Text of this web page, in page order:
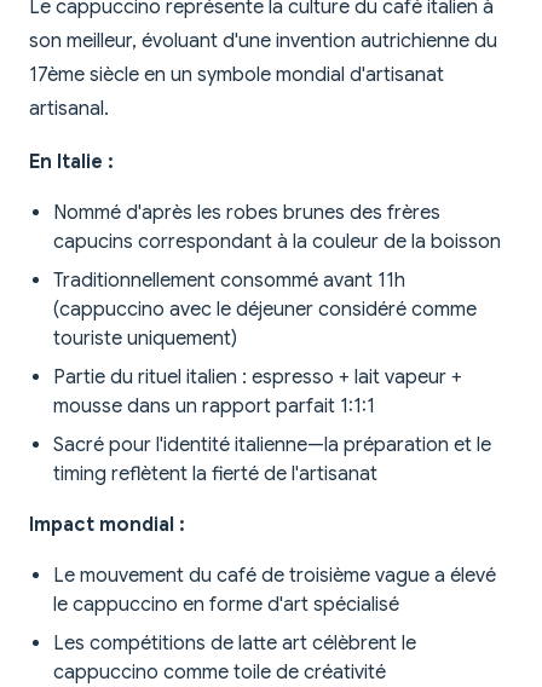
Le cappuccino représente la culture du café italien à
son meilleur, évoluant d'une invention autrichienne du
17ème siècle en un symbole mondial d'artisanat
artisanal.
En Italie :
Nommé d'après les robes brunes des frères
capucins correspondant à la couleur de la boisson
Traditionnellement consommé avant 11h
(cappuccino avec le déjeuner considéré comme
touriste uniquement)
Partie du rituel italien : espresso + lait vapeur +
mousse dans un rapport parfait 1:1:1
Sacré pour l'identité italienne—la préparation et le
timing reflètent la fierté de l'artisanat
Impact mondial :
Le mouvement du café de troisième vague a élevé
le cappuccino en forme d'art spécialisé
Les compétitions de latte art célèbrent le
cappuccino comme toile de créativité